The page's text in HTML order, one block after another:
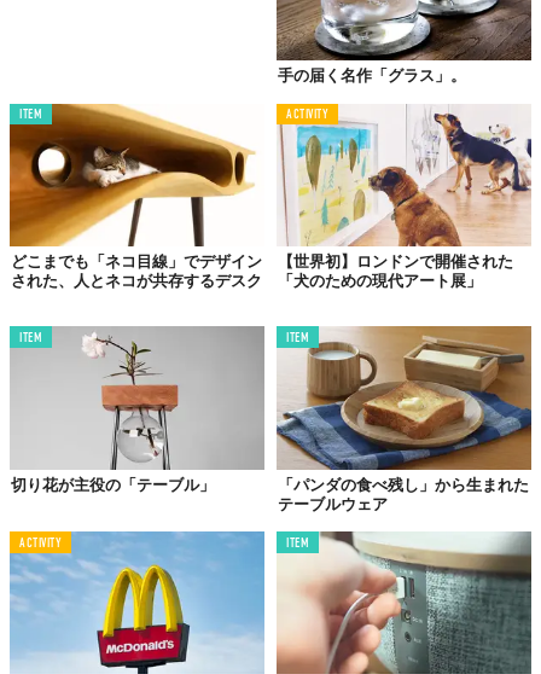
手の届く名作「グラス」。
ITEM
どこまでも「ネコ目線」でデザイン
された、人とネコが共存するデスク
ACTIVITY
【世界初】ロンドンで開催された
「犬のための現代アート展」
ITEM
切り花が主役の「テーブル」
ITEM
「パンダの食べ残し」から生まれた
テーブルウェア
ACTIVITY ITEM